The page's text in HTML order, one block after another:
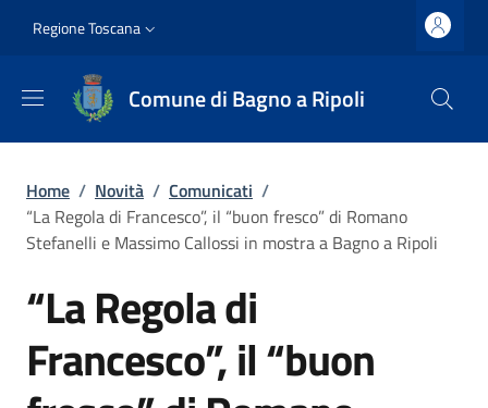
Slim top
Regione Toscana
Comune di Bagno a Ripoli
Briciole di pane
Home / Novità / Comunicati /
“La Regola di Francesco”, il “buon fresco” di Romano
Stefanelli e Massimo Callossi in mostra a Bagno a Ripoli
“La Regola di
Francesco”, il “buon